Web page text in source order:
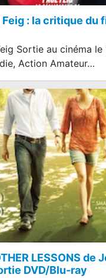
Feig : la critique du
Sortie au cinéma le
Action Amateur…
LESSONS de
DVD/Blu-ray